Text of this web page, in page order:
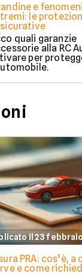
e
le
quali garanzie
alla RC
per
il 23
PRA: cos’è, a
e come